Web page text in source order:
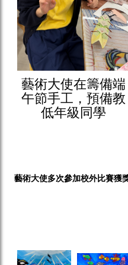
藝術大使在籌備端
午節手工，預備教
低年級同學
藝術大使多次參加校外比賽獲